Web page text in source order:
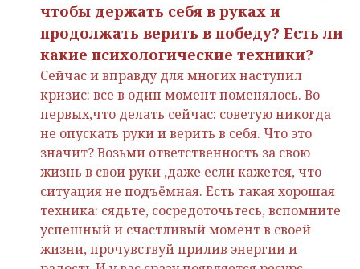
чтобы держать себя в руках и
продолжать верить в победу? Есть ли
какие психологические техники?
Сейчас и вправду для многих наступил
кризис: все в один момент поменялось. Во
первых,что делать сейчас: советую никогда
не опускать руки и верить в себя. Что это
значит? Возьми ответственность за свою
жизнь в свои руки ,даже если кажется, что
ситуация не подъёмная. Есть такая хорошая
техника: сядьте, сосредоточьтесь, вспомните
успешный и счастливый момент в своей
жизни, прочувствуй прилив энергии и